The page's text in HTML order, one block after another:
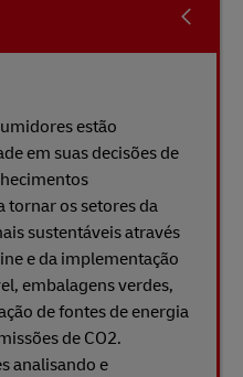
estão
em suas decisões de
tornar os setores da
sustentáveis ​​através
e da implementação
embalagens verdes,
de fontes de energia
de CO2.
analisando e